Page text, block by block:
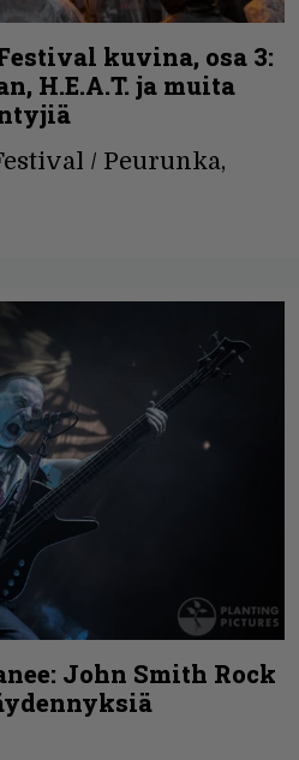
kuvina, osa 3:
H.E.A.T. ja muita
/ Peurunka,
John Smith Rock